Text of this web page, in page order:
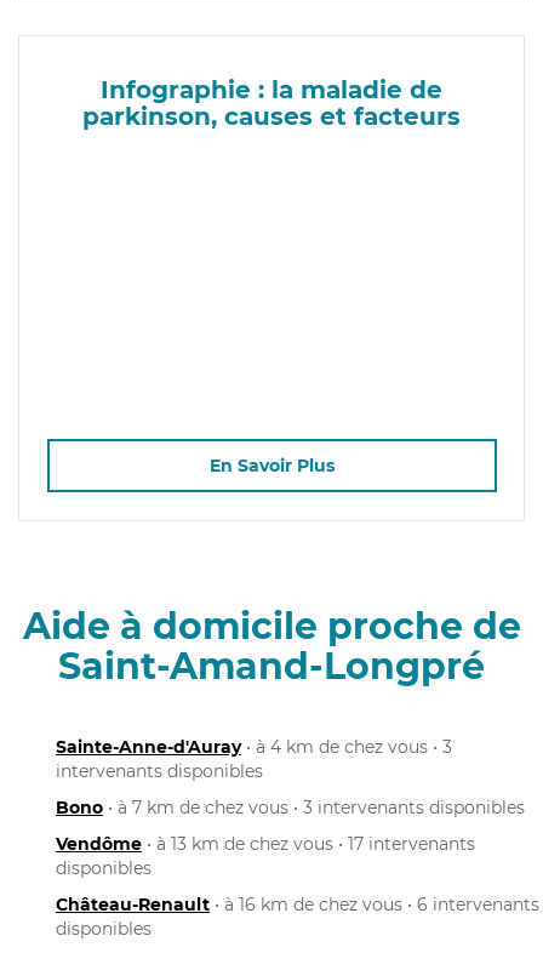
Infographie : la maladie de
parkinson, causes et facteurs
En Savoir Plus
Aide à domicile proche de
Saint-Amand-Longpré
Sainte-Anne-d'Auray• à 4 km de chez vous • 3
intervenants disponibles
Bono • à 7 km de chez vous • 3 intervenants disponibles
Vendôme • à 13 km de chez vous • 17 intervenants
disponibles
Château-Renault • à 16 km de chez vous • 6 intervenants
disponibles